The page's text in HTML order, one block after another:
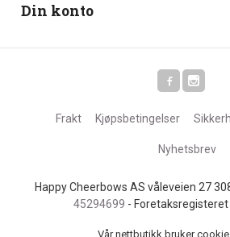
Din konto
Frakt Kjøpsbetingelser
Nyhetsbrev
Happy Cheerbows AS våleveien 27
45294699 -
Vår nettbutikk bruker